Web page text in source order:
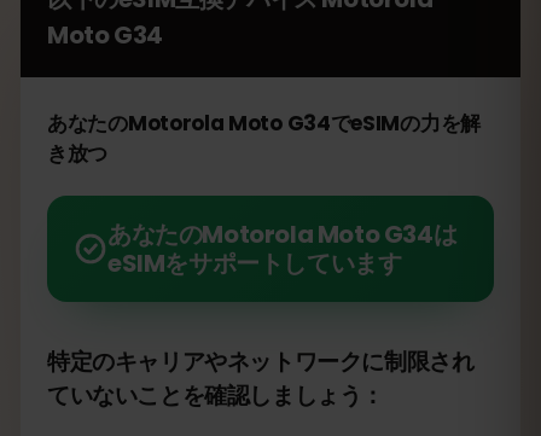
Moto G34
あなたのMotorola Moto G34でeSIMの力を解
き放つ
あなたのMotorola Moto G34は
eSIMをサポートしています
特定のキャリアやネットワークに制限され
ていないことを確認しましょう：